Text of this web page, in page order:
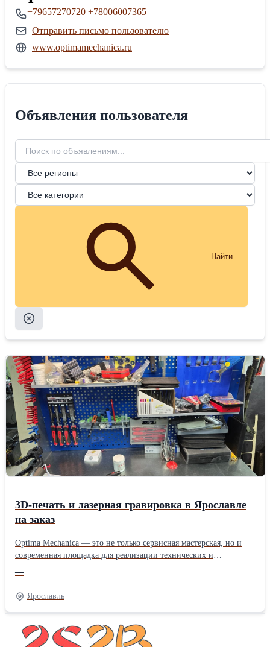
+79657270720 +78006007365
Отправить письмо пользователю
www.optimamechanica.ru
Объявления пользователя
Найти
3D-печать и лазерная гравировка в Ярославле
на заказ
Optima Mechanica — это не только сервисная мастерская, но и
современная площадка для реализации технических и
до готового результата. Ищете 3D-печать в Ярославле? Мы
изготавливаем детали и изделия на современном оборудовании с
высокой точностью. Работаем с разными технологиями печати:
FDM и фотополимер, что позволяет подбирать оптимальный
вариант под задачу — будь то прототип, функциональная деталь
—
Ярославль